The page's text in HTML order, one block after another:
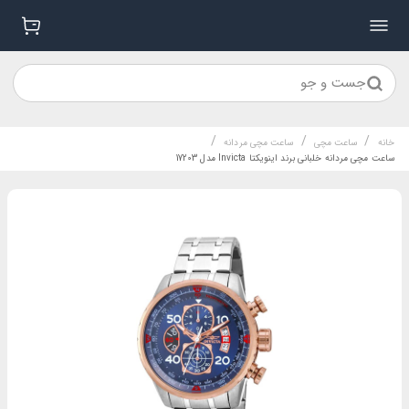
جست و جو
خانه / ساعت مچی / ساعت مچی مردانه /
ساعت مچی مردانه خلبانی برند اینویکتا Invicta مدل 17203